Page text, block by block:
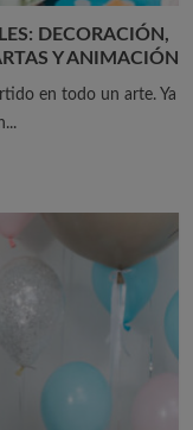
DECORACIÓN,
Y ANIMACIÓN
en todo un arte. Ya